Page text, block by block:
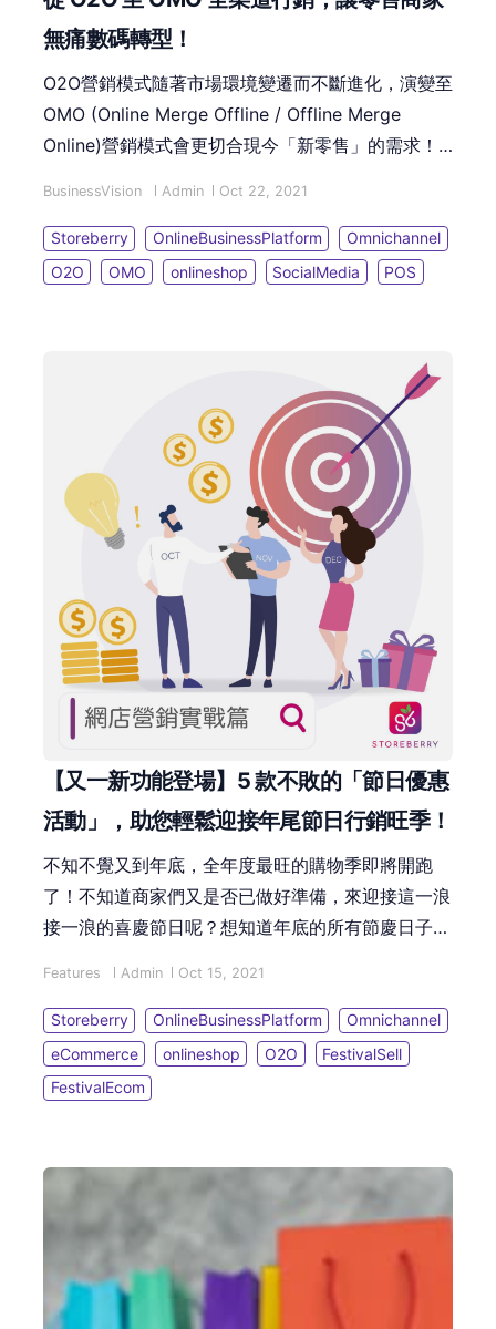
無痛數碼轉型！
O2O營銷模式隨著市場環境變遷而不斷進化，演變至
OMO (Online Merge Offline / Offline Merge
Online)營銷模式會更切合現今「新零售」的需求！​
OMO業務?
BusinessVision Admin Oct 22, 2021
Storeberry OnlineBusinessPlatform
Omnichannel
O2O
OMO onlineshop SocialMedia POS
【又一新功能登場】5 款不敗的「節日優惠
活動」，助您輕鬆迎接年尾節日行銷旺季！
不知不覺又到年底，全年度最旺的購物季即將開跑
了！不知道商家們又是否已做好準備，來迎接這一浪
接一浪的喜慶節日呢？想知道年底的所有節慶日子，
能，助您極速完成節日銷售策略。
Features Admin Oct 15, 2021
Storeberry OnlineBusinessPlatform
Omnichannel
eCommerce
onlineshop O2O
FestivalSell
FestivalEcom